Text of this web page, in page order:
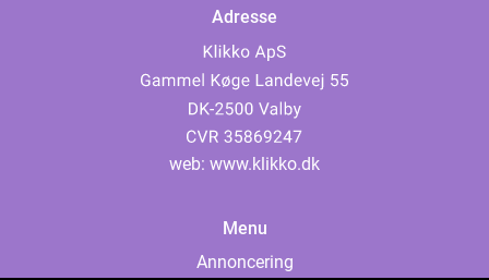
Adresse
web: www.klikko.dk
Menu
Annoncering